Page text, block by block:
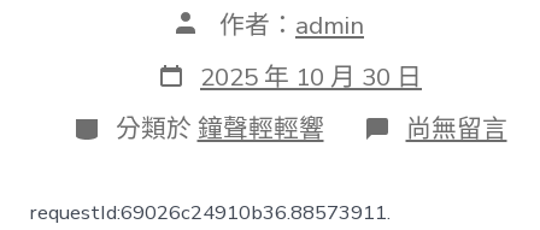
文
作
者
作者： admin
發
表
日
期
2025 年 10 月 30 日
分
類
分類於 鐘聲輕輕響 在
〈真
尚無留言
requestId:69026c24910b36.88573911.